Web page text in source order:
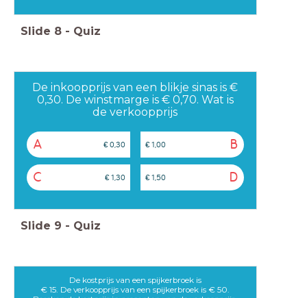
Slide 8 - Quiz
De inkoopprijs van een blikje sinas is €
0,30. De winstmarge is € 0,70. Wat is
de verkoopprijs
A € 0,30 B
€ 1,00
C € 1,30 D
€ 1,50
Slide 9 - Quiz
De kostprijs van een spijkerbroek is
€ 15. De verkoopprijs van een spijkerbroek is € 50.